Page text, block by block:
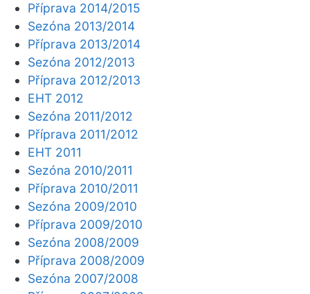
Příprava 2014/2015
Sezóna 2013/2014
Příprava 2013/2014
Sezóna 2012/2013
Příprava 2012/2013
EHT 2012
Sezóna 2011/2012
Příprava 2011/2012
EHT 2011
Sezóna 2010/2011
Příprava 2010/2011
Sezóna 2009/2010
Příprava 2009/2010
Sezóna 2008/2009
Příprava 2008/2009
Sezóna 2007/2008